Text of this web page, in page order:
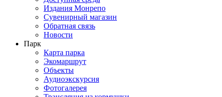
Издания Монрепо
Сувенирный магазин
Обратная связь
Новости
Парк
Карта парка
Экомаршрут
Объекты
Аудиоэкскурсия
Фотогалерея